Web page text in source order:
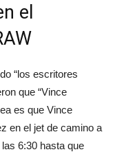
el
“los escritores
que “Vince
es que Vince
en el jet de camino a
6:30 hasta que